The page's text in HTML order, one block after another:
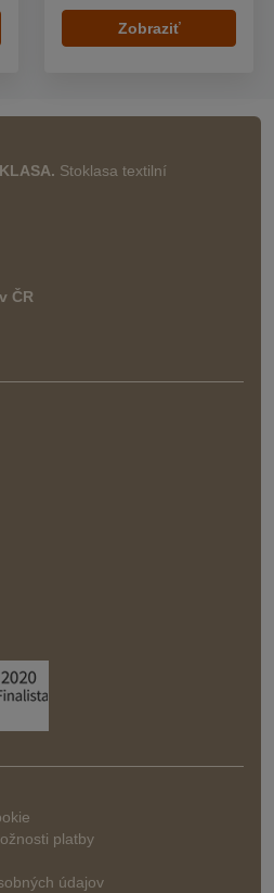
Zobraziť
Stoklasa textilní
ČR
platby
údajov